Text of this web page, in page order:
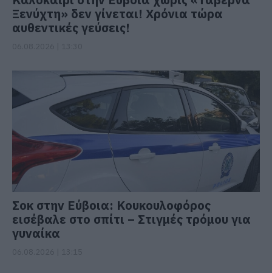
Ξενύχτη» δεν γίνεται! Χρόνια τώρα
αυθεντικές γεύσεις!
Σοκ στην Εύβοια: Κουκουλοφόρος
εισέβαλε στο σπίτι – Στιγμές τρόμου για
γυναίκα